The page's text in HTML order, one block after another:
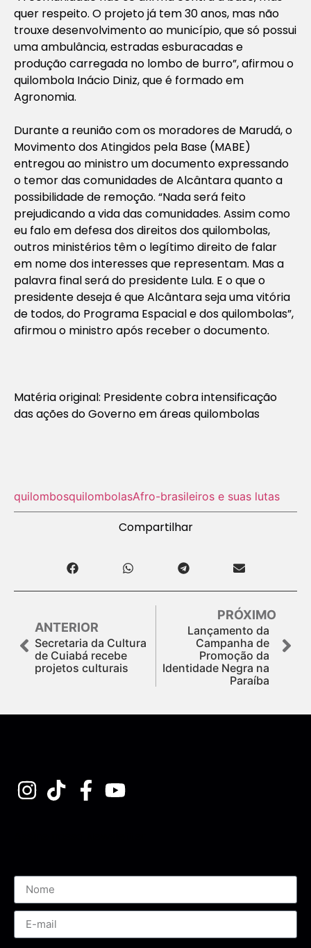
quer respeito. O projeto já tem 30 anos, mas não
trouxe desenvolvimento ao município, que só possui
uma ambulância, estradas esburacadas e
produção carregada no lombo de burro”, afirmou o
quilombola Inácio Diniz, que é formado em
Agronomia.
Durante a reunião com os moradores de Marudá, o
Movimento dos Atingidos pela Base (MABE)
entregou ao ministro um documento expressando
o temor das comunidades de Alcântara quanto a
possibilidade de remoção. “Nada será feito
prejudicando a vida das comunidades. Assim como
eu falo em defesa dos direitos dos quilombolas,
outros ministérios têm o legítimo direito de falar
em nome dos interesses que representam. Mas a
palavra final será do presidente Lula. E o que o
presidente deseja é que Alcântara seja uma vitória
de todos, do Programa Espacial e dos quilombolas”,
afirmou o ministro após receber o documento.
Matéria original: Presidente cobra intensificação
das ações do Governo em áreas quilombolas
quilombosquilombolasAfro-brasileiros e suas lutas
Compartilhar
ANTERIOR
Secretaria da Cultura
de Cuiabá recebe
projetos culturais
PRÓXIMO
Lançamento da
Campanha de
Promoção da
Identidade Negra na
Paraíba